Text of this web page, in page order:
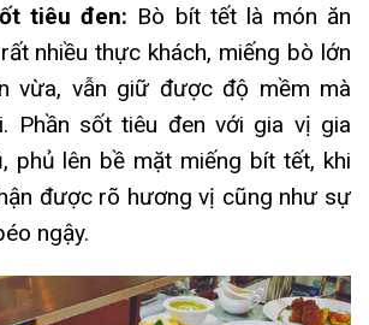
tiêu đen: Bò bít tết là món ăn
nhiều thực khách, miếng bò lớn
vừa, vẫn giữ được độ mềm mà
Phần sốt tiêu đen với gia vị gia
phủ lên bề mặt miếng bít tết, khi
được rõ hương vị cũng như sự
ngậy.